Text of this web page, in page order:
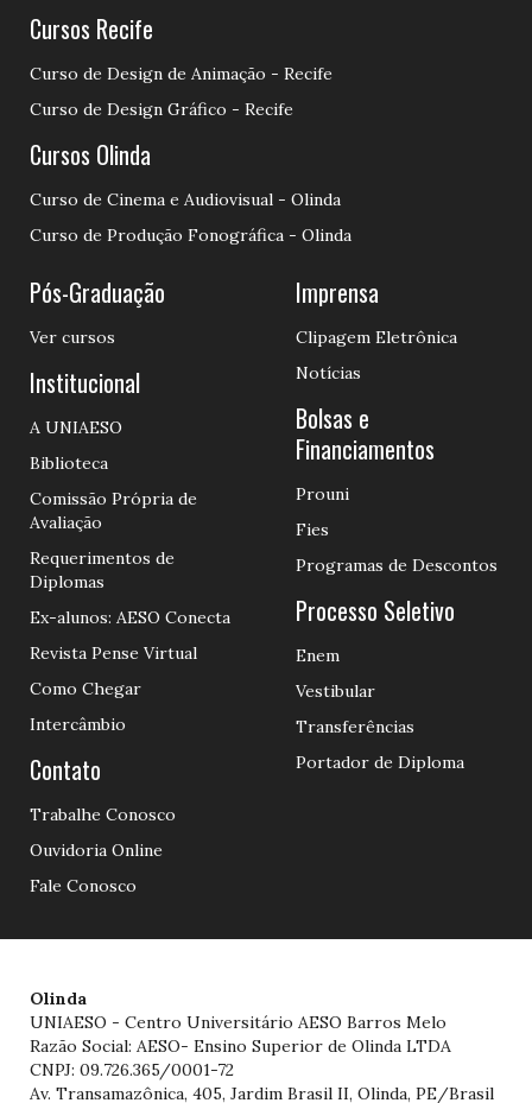
Cursos Recife
Curso de Design de Animação - Recife
Curso de Design Gráfico - Recife
Cursos Olinda
Curso de Cinema e Audiovisual - Olinda
Curso de Produção Fonográfica - Olinda
Pós-Graduação
Ver cursos
Institucional
A UNIAESO
Biblioteca
Comissão Própria de
Avaliação
Requerimentos de
Diplomas
Ex-alunos: AESO Conecta
Revista Pense Virtual
Como Chegar
Intercâmbio
Contato
Trabalhe Conosco
Ouvidoria Online
Fale Conosco
Imprensa
Clipagem Eletrônica
Notícias
Bolsas e
Financiamentos
Prouni
Fies
Programas de Descontos
Processo Seletivo
Enem
Vestibular
Transferências
Portador de Diploma
Olinda
UNIAESO - Centro Universitário AESO Barros Melo
Razão Social: AESO- Ensino Superior de Olinda LTDA
CNPJ: 09.726.365/0001-72
Av. Transamazônica, 405, Jardim Brasil II, Olinda, PE/Brasil